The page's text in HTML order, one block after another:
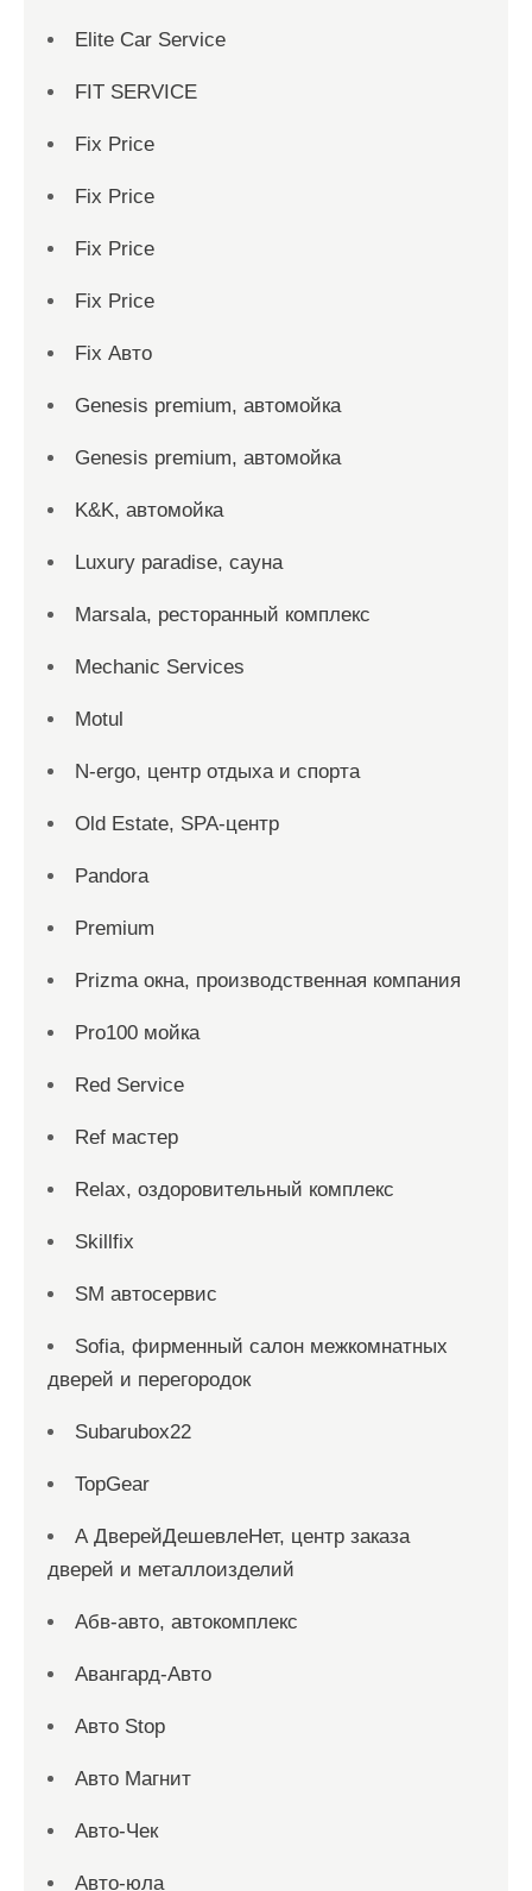
Elite Car Service
FIT SERVICE
Fix Price
Fix Price
Fix Price
Fix Price
Fix Авто
Genesis premium, автомойка
Genesis premium, автомойка
K&K, автомойка
Luxury paradise, сауна
Marsala, ресторанный комплекс
Mechanic Services
Motul
N-ergo, центр отдыха и спорта
Old Estate, SPA-центр
Pandora
Premium
Prizma окна, производственная компания
Pro100 мойка
Red Service
Ref мастер
Relax, оздоровительный комплекс
Skillfix
SM автосервис
Sofia, фирменный салон межкомнатных
дверей и перегородок
Subarubox22
TopGear
А ДверейДешевлеНет, центр заказа
дверей и металлоизделий
Абв-авто, автокомплекс
Авангард-Авто
Авто Stop
Авто Магнит
Авто-Чек
Авто-юла